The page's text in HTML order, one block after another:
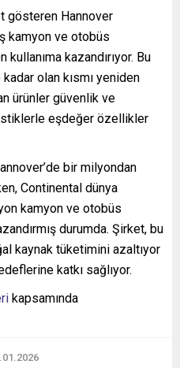
gösteren Hannover
kamyon ve otobüs
kazandırıyor. Bu
olan kısmı yeniden
ürünler güvenlik ve
eşdeğer özellikler
bir milyondan
Continental dünya
kamyon ve otobüs
durumda. Şirket, bu
kaynak tüketimini azaltıyor
katkı sağlıyor.
kapsamında